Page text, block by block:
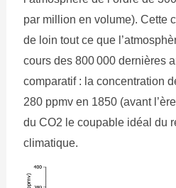
par million en volume). Cette
de loin tout ce que
cours des 800 000 dernières
comparatif : la concentration
280 ppmv en 1850 (avant
du CO2 le coupable idéal du
climatique.